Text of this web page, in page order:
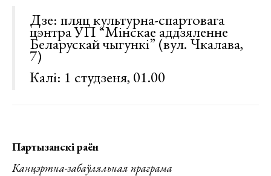
Дзе: пляц культурна-спартовага
цэнтра УП “Мінскае аддзяленне
Беларускай чыгункі” (вул. Чкалава,
7)
Калі: 1 студзеня, 01.00
Партызанскі раён
Канцэртна-забаўляльная праграма